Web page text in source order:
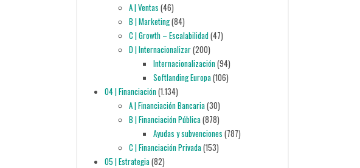
A | Ventas (46)
B | Marketing(84)
C | Growth – Escalabilidad(47)
D | Internacionalizar(200)
Internacionalización(94)
Softlanding Europa(106)
04 | Financiación(1.134)
A | Financiación Bancaria(30)
B | Financiación Pública(878)
Ayudas y subvenciones (787)
C | Financiación Privada(153)
05 | Estrategia(82)